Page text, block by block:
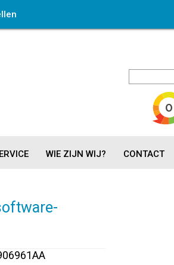
WIE ZIJN WIJ? CONTACT